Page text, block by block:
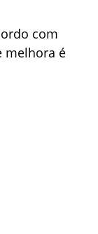
com
melhora é